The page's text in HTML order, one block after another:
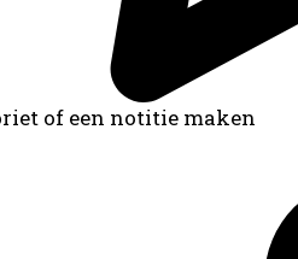
of een notitie maken